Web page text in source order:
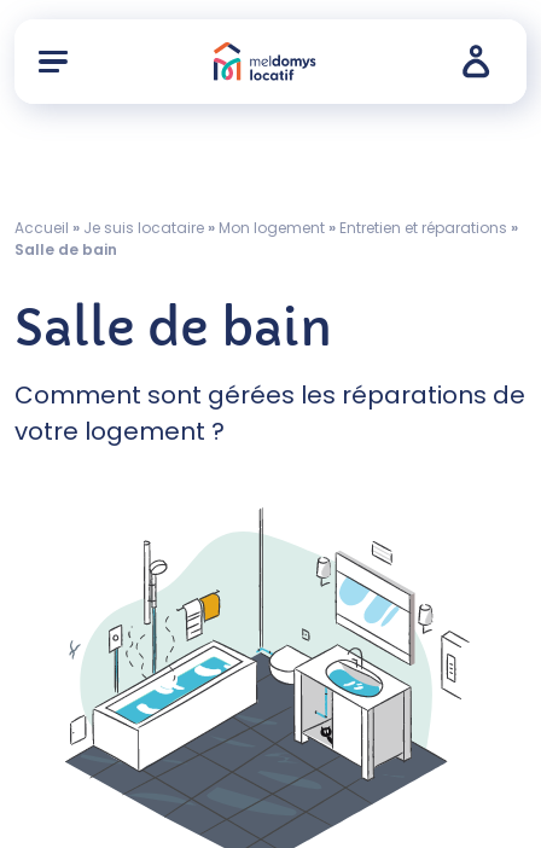
Accueil » Je suis locataire » Mon logement » Entretien et réparations »
Salle de bain
Salle de bain
Comment sont gérées les réparations de
votre logement ?